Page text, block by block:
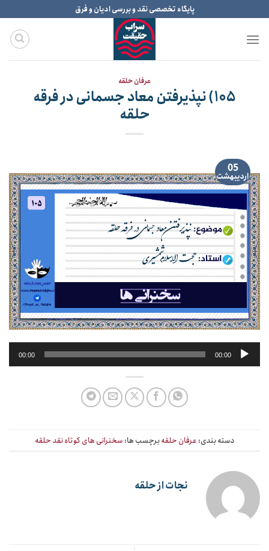
to
content
پایگاه تخصصی نقد و بررسی ادیان و فرق
عرفان حلقه
۱۰۵) نپذیرفتن معاد جسمانی در فرقه
حلقه
05
اردیبهشت
پخش‌کننده
صوت
00:00
00:00
دسته بندی: عرفان حلقهبرچسب ها: سخنرانی های کوتاه نقد حلقه
نجات از حلقه